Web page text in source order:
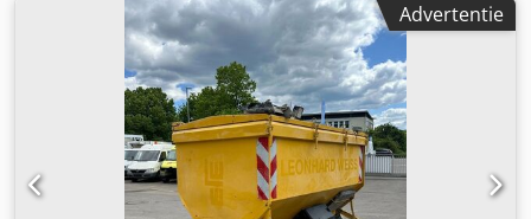
Advertentie